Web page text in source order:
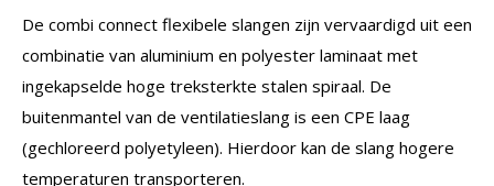
De combi connect flexibele slangen zijn vervaardigd uit een
combinatie van aluminium en polyester laminaat met
ingekapselde hoge treksterkte stalen spiraal. De
buitenmantel van de ventilatieslang is een CPE laag
(gechloreerd polyetyleen). Hierdoor kan de slang hogere
temperaturen transporteren.